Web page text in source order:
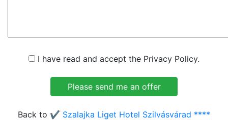
I have read and accept the Privacy Policy.
Back to ✔️ Szalajka Liget Hotel Szilvásvárad ****